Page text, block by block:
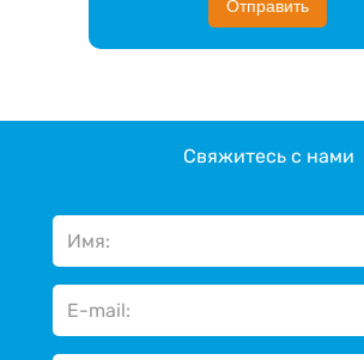
Отправить
Свяжитесь с нами